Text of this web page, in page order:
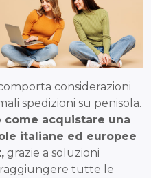
considerazioni
spedizioni su penisola.
come acquistare una
italiane ed europee
grazie a soluzioni
tutte le